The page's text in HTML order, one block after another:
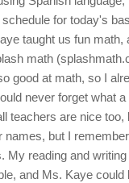
for today's
taught us fun math,
math
good at math, so I
never forget what
teachers are nice too,
names, but I
My reading and
and Ms. Kaye could